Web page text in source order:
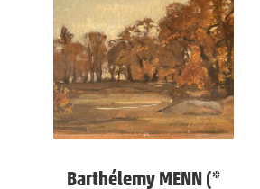
Barthélemy MENN (*